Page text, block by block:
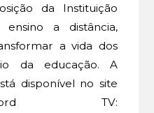
da Instituição
a distância,
a vida dos
da educação. A
disponível no site
TV: